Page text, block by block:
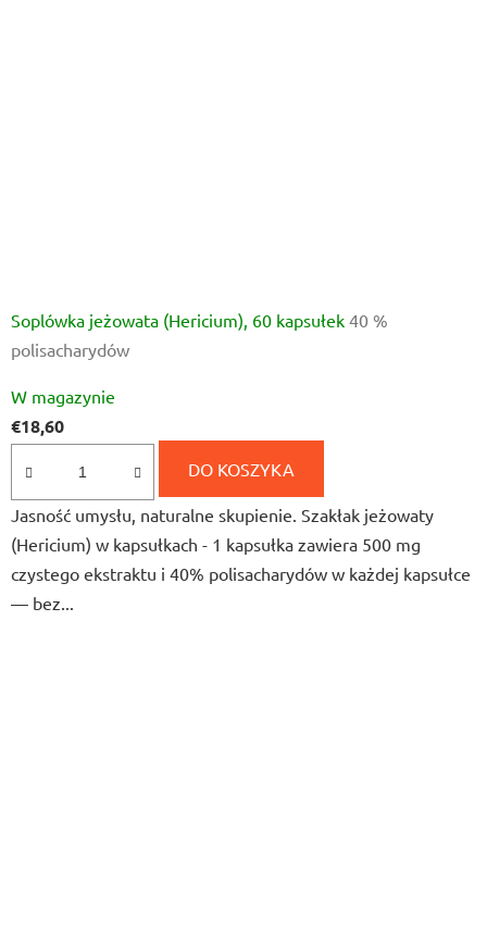
Soplówka jeżowata (Hericium), 60 kapsułek 40 %
polisacharydów
ocena
produktu
wynosi
5,0
na
5
gwiazdek.
W magazynie
€18,60
DO KOSZYKA
Jasność umysłu, naturalne skupienie. Szakłak jeżowaty
(Hericium) w kapsułkach - 1 kapsułka zawiera 500 mg
czystego ekstraktu i 40% polisacharydów w każdej kapsułce
— bez...